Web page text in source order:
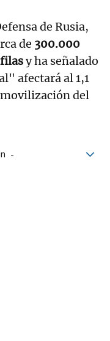
de Rusia,
de 300.000
y ha señalado
afectará al 1,1
del